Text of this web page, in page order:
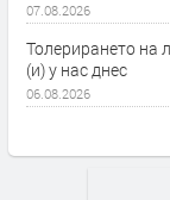
07.08.2026
Толерирането на
(и) у нас днес
06.08.2026